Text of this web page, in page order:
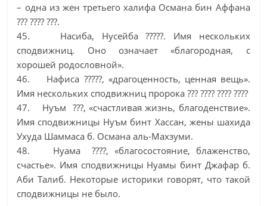
– одна из жен третьего халифа Османа бин Аффана
??? ???? ???.
45. Насиба, Нусейба ?????. Имя нескольких
сподвижниц. Оно означает «благородная, с
хорошей родословной».
46. Нафиса ?????, «драгоценность, ценная вещь».
Имя нескольких сподвижниц пророка ??? ???? ???? ????
47. Нуъм ???, «счастливая жизнь, благоденствие».
Имя сподвижницы Нуъм бинт Хассан, жены шахида
Ухуда Шаммаса б. Османа аль-Махзуми.
48. Нуама ????, «благосостояние, блаженство,
счастье». Имя сподвижницы Нуамы бинт Джафар б.
Аби Талиб. Некоторые историки говорят, что такой
сподвижницы не было.